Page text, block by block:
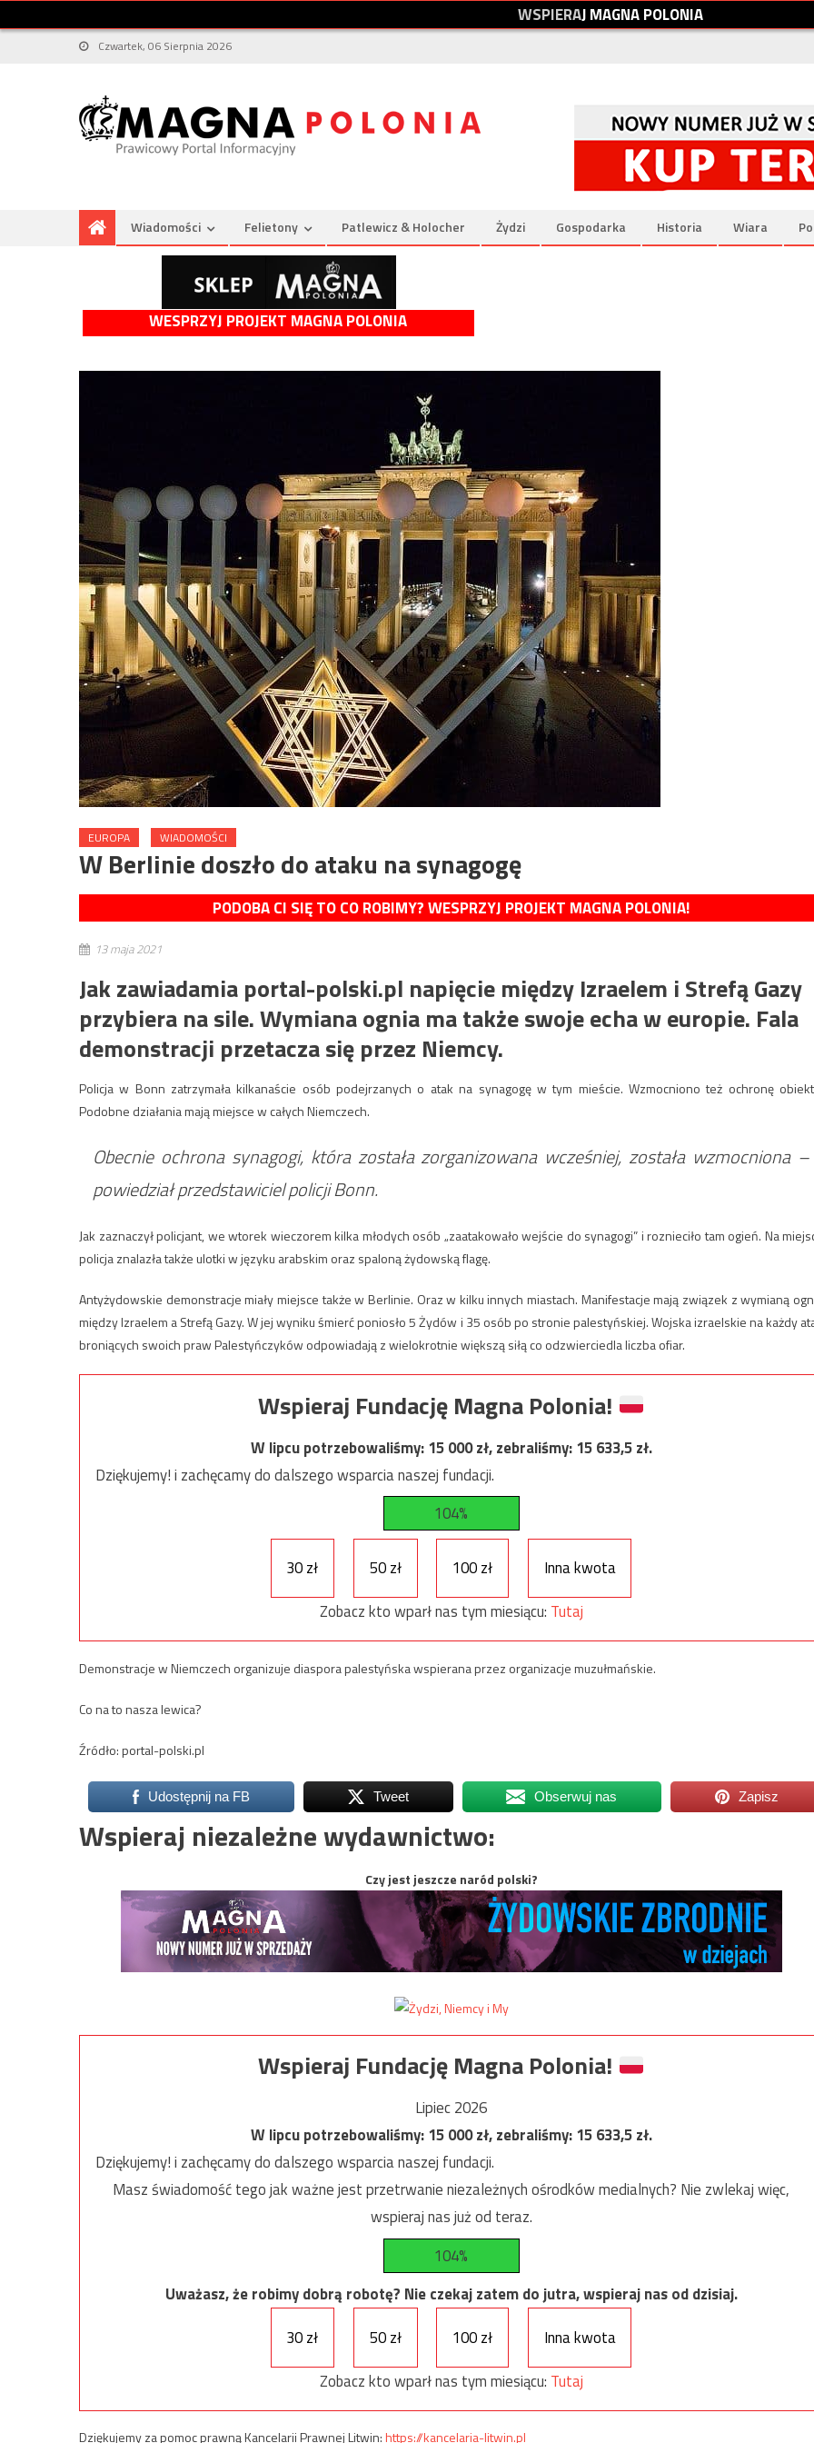
WSPIERAJMAGNAPOLONIA
Czwartek, 06 Sierpnia 2026
Wiadomości Felietony Patlewicz & Holocher Żydzi Gospodarka Historia Wiara
WESPRZYJ PROJEKT MAGNA POLONIA
EUROPA WIADOMOŚCI
W Berlinie doszło do ataku na synagogę
PODOBA CI SIĘ TO CO ROBIMY? WESPRZYJ PROJEKT MAGNA POLONIA!
13 maja 2021
Jak zawiadamia portal-polski.pl napięcie między Izraelem i Strefą Gazy
przybiera na sile. Wymiana ognia ma także swoje echa w europie. Fala
demonstracji przetacza się przez Niemcy.
Policja w Bonn zatrzymała kilkanaście osób podejrzanych o atak na synagogę w tym mieście. Wzmocniono też ochronę
Podobne działania mają miejsce w całych Niemczech.
Obecnie ochrona synagogi, która została zorganizowana wcześniej, została wzmocniona –
powiedział przedstawiciel policji Bonn.
Jak zaznaczył policjant, we wtorek wieczorem kilka młodych osób „zaatakowało wejście do synagogi” i roznieciło tam ogień. Na
policja znalazła także ulotki w języku arabskim oraz spaloną żydowską flagę.
Antyżydowskie demonstracje miały miejsce także w Berlinie. Oraz w kilku innych miastach. Manifestacje mają związek z wymianą
między Izraelem a Strefą Gazy. W jej wyniku śmierć poniosło 5 Żydów i 35 osób po stronie palestyńskiej. Wojska izraelskie na każdy
broniących swoich praw Palestyńczyków odpowiadają z wielokrotnie większą siłą co odzwierciedla liczba ofiar.
Wspieraj Fundację Magna Polonia!
W lipcu potrzebowaliśmy:15 000zł, zebraliśmy:15 633,5zł.
Dziękujemy! i zachęcamy do dalszego wsparcia naszej fundacji.
104%
30 zł 50 zł 100 zł
Inna kwota
Zobacz kto wparł nas tym miesiącu: Tutaj
Demonstracje w Niemczech organizuje diaspora palestyńska wspierana przez organizacje muzułmańskie.
Co na to nasza lewica?
Źródło: portal-polski.pl
Udostępnij na FB Tweet Obserwuj nas Zapisz
Wspieraj niezależne wydawnictwo:
Czy jest jeszcze naród polski?
Wspieraj Fundację Magna Polonia!
Lipiec 2026
W lipcu potrzebowaliśmy:15 000zł, zebraliśmy:15 633,5zł.
Dziękujemy! i zachęcamy do dalszego wsparcia naszej fundacji.
Masz świadomość tego jak ważne jest przetrwanie niezależnych ośrodków medialnych? Nie zwlekaj więc,
wspieraj nas już od teraz.
104%
Uważasz, że robimy dobrą robotę? Nie czekaj zatem do jutra, wspieraj nas od dzisiaj.
30 zł
50 zł 100 zł
Inna kwota
Zobacz kto wparł nas tym miesiącu: Tutaj
Dziękujemy za pomoc prawną Kancelarii Prawnej Litwin:https://kancelaria-litwin.pl